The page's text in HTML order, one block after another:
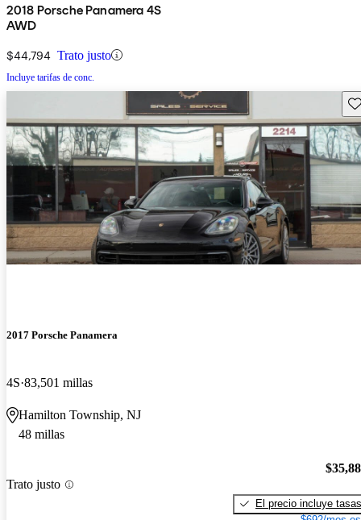
2018 Porsche Panamera 4S
AWD
$44,794 Trato justo
Incluye tarifas de conc.
2017 Porsche Panamera
4S 83,501 millas
Hamilton Township, NJ
48 millas
Trato justo
El precio incluye tasas